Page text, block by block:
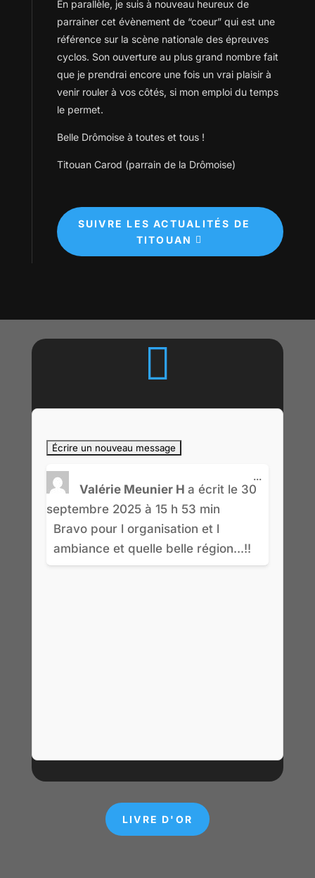
En parallèle, je suis à nouveau heureux de
parrainer cet évènement de “coeur” qui est une
référence sur la scène nationale des épreuves
cyclos. Son ouverture au plus grand nombre fait
que je prendrai encore une fois un vrai plaisir à
venir rouler à vos côtés, si mon emploi du temps
le permet.
Belle Drômoise à toutes et tous !
Titouan Carod (parrain de la Drômoise)
SUIVRE LES ACTUALITÉS DE
TITOUAN

Valérie Meunier H a écrit le30
septembre 2025 à 15 h 53 min
Bravo pour l organisation et l
ambiance et quelle belle région...!!
...
LIVRE D'OR